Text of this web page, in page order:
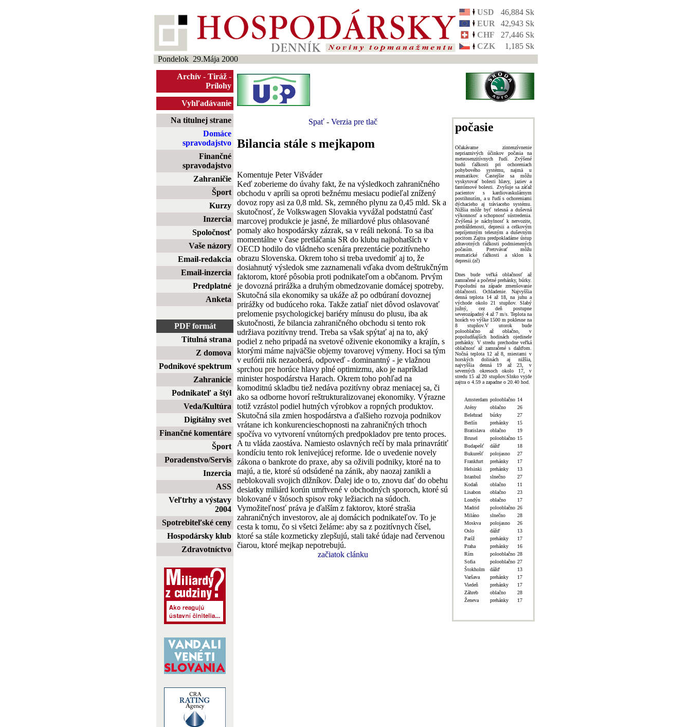
USD
46,884 Sk
EUR
42,943 Sk
CHF
27,446 Sk
CZK
1,185 Sk
Pondelok 29.Mája 2000
Archív - Tiráž -
Prílohy
Vyhľadávanie
Na titulnej strane
Domáce
spravodajstvo
Finančné
spravodajstvo
Zahraničie
Šport
Kurzy
Inzercia
Spoločnosť
Vaše názory
Email-redakcia
Email-inzercia
Predplatné
Anketa
PDF formát
Titulná strana
Z domova
Podnikové spektrum
Zahranicie
Podnikateľ a štýl
Veda/Kultúra
Digitálny svet
Finančné komentáre
Šport
Poradenstvo/Servis
Inzercia
ASS
Veľtrhy a výstavy
2004
Spotrebiteľské ceny
Hospodársky klub
Zdravotníctvo
Spať- Verzia pre tlač
Bilancia stále s mejkapom
Komentuje Peter Višváder
Keď zoberieme do úvahy fakt, že na výsledkoch zahraničného
obchodu v apríli sa oproti bežnému mesiacu podieľal znížený
dovoz ropy asi za 0,8 mld. Sk, zemného plynu za 0,45 mld. Sk a
skutočnosť, že Volkswagen Slovakia vyvážal podstatnú časť
marcovej produkcie je jasné, že miliardové plus ohlasované
pomaly ako hospodársky zázrak, sa v reáli nekoná. To sa iba
momentálne v čase pretláčania SR do klubu najbohatších v
OECD hodilo do vládneho scenára prezentácie pozitívneho
obrazu Slovenska. Okrem toho si treba uvedomiť aj to, že
dosiahnutý výsledok sme zaznamenali vďaka dvom deštrukčným
faktorom, ktoré pôsobia proti podnikateľom a občanom. Prvým
je dovozná prirážka a druhým obmedzovanie domácej spotreby.
Skutočná sila ekonomiky sa ukáže až po odbúraní dovoznej
prirážky od budúceho roka. Takže zatiaľ niet dôvod oslavovať
prelomenie psychologickej bariéry mínusu do plusu, iba ak
skutočnosti, že bilancia zahraničného obchodu si tento rok
udržiava pozitívny trend. Treba sa však spýtať aj na to, aký
podiel z neho pripadá na svetové oživenie ekonomiky a krajín, s
ktorými máme najväčšie objemy tovarovej výmeny. Hoci sa tým
v eufórii nik nezaoberá, odpoveď - dominantný - je vlažnou
sprchou pre horúce hlavy plné optimizmu, ako je napríklad
minister hospodárstva Harach. Okrem toho pohľad na
komoditnú skladbu tiež nedáva pozitívny obraz meniacej sa, či
ako sa odborne hovorí reštrukturalizovanej ekonomiky. Výrazne
totiž vzrástol podiel hutných výrobkov a ropných produktov.
Skutočná sila zmien hospodárstva a ďalšieho rozvoja podnikov
vrátane ich konkurencieschopnosti na zahraničných trhoch
spočíva vo vytvorení vnútorných predpokladov pre tento proces.
A tu vláda zaostáva. Namiesto oslavných rečí by mala prinavrátiť
kondíciu tento rok lenivejúcej reforme. Ide o uvedenie novely
zákona o bankrote do praxe, aby sa oživili podniky, ktoré na to
majú, a tie, ktoré sú odsúdené na zánik, aby naozaj zanikli a
neblokovali svojich dlžníkov. Ďalej ide o to, znovu dať do obehu
desiatky miliárd korún umŕtvené v obchodných sporoch, ktoré sú
blokované v štósoch spisov roky ležiacich na súdoch.
Vymožiteľnosť práva je ďalším z faktorov, ktoré strašia
zahraničných investorov, ale aj domácich podnikateľov. To je
cesta k tomu, čo si všetci želáme: aby sa z pozitívnych čísel,
ktoré sa stále kozmeticky zlepšujú, stali také údaje nad červenou
čiarou, ktoré mejkap nepotrebujú.
začiatok clánku
počasie
Očakávame zintenzívnenie
nepriaznivých účinkov počasia na
meteosenzitívnych ľudí. Zvýšené
budú ťažkosti pri ochoreniach
pohybového systému, najmä u
reumatikov. Častejšie sa môžu
vyskytovať bolesti hlavy, jaziev a
fantómové bolesti. Zvyšuje sa záťaž
pacientov s kardiovaskulárnym
postihnutím, a u ľudí s ochoreniami
dýchacieho aj tráviaceho systému.
Nižšia môže byť telesná a duševná
výkonnosť a schopnosť sústredenia.
Zvýšená je náchylnosť k nervozite,
predráždenosti, depresii a celkovým
nepríjemným telesným a duševným
pocitom.Zajtra predpokladáme ústup
zdravotných ťažkosti podmienených
počasím. Pretrvávať môžu
reumatické ťažkosti a sklon k
depresii.(zč)
Dnes bude veľká oblačnosť až
zamračené a početné prehánky, búrky.
Popoludní na západe zmenšovanie
oblačnosti. Ochladenie. Najvyššia
denná teplota 14 až 18, na juhu a
východe okolo 21 stupňov. Slabý
južný, cez deň postupne
severozápadný 4 až 7 m/s. Teplota na
horách vo výške 1500 m poklesne na
8 stupňov.V utorok bude
polooblačno až oblačno, v
popoludňajších hodinách ojedinele
prehánky. V stredu prechodne veľká
oblačnosť až zamračené s dažďom.
Nočná teplota 12 až 8, miestami v
horských dolinách aj nižšia,
najvyššia denná 19 až 23, v
severných okresoch okolo 17, v
stredu 15 až 20 stupňov.Slnko vyjde
zajtra o 4.59 a zapadne o 20.40 hod.
Amsterdam polooblačno 14
Atény
oblačno
26
Belehrad
búrky
27
Berlín
prehánky
15
Bratislava
oblačno
19
Brusel
polooblačno 15
Budapešť
dážď
18
Bukurešť
polojasno
27
Frankfurt
prehánky
17
Helsinki
prehánky
13
Istanbul
slnečno
27
Kodaň
oblačno
11
Lisabon
oblačno
23
Londýn
oblačno
17
Madrid
polooblačno 26
Miláno
slnečno
28
Moskva
polojasno
26
Oslo
dážď
13
Paríž
prehánky
17
Praha
prehánky
16
Rím
polooblačno 28
Sofia
polooblačno 27
Štokholm
dážď
13
Varšava
prehánky
17
Viedeň
prehánky
17
Záhreb
oblačno
28
Ženeva
prehánky 17